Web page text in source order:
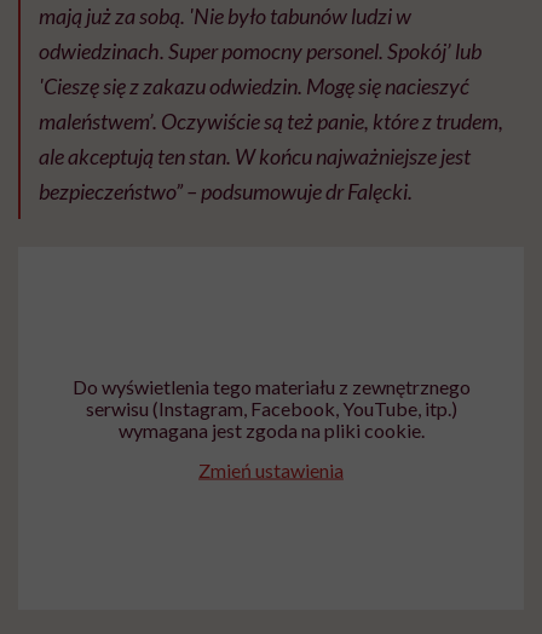
mają już za sobą. 'Nie było tabunów ludzi w
odwiedzinach. Super pomocny personel. Spokój’ lub
'Cieszę się z zakazu odwiedzin. Mogę się nacieszyć
maleństwem’. Oczywiście są też panie, które z trudem,
ale akceptują ten stan. W końcu najważniejsze jest
bezpieczeństwo” – podsumowuje dr Falęcki.
Do wyświetlenia tego materiału z zewnętrznego
serwisu (Instagram, Facebook, YouTube, itp.)
wymagana jest zgoda na pliki cookie.
Zmień ustawienia